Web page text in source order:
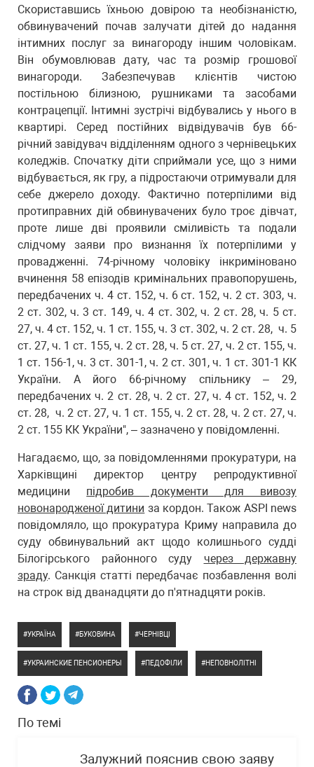
Скориставшись їхньою довірою та необізнаністю,
обвинувачений почав залучати дітей до надання
інтимних послуг за винагороду іншим чоловікам.
Він обумовлював дату, час та розмір грошової
винагороди. Забезпечував клієнтів чистою
постільною білизною, рушниками та засобами
контрацепції. Інтимні зустрічі відбувались у нього в
квартирі. Серед постійних відвідувачів був 66-
річний завідувач відділенням одного з чернівецьких
коледжів. Спочатку діти сприймали усе, що з ними
відбувається, як гру, а підростаючи отримували для
себе джерело доходу. Фактично потерпілими від
протиправних дій обвинувачених було троє дівчат,
проте лише дві проявили сміливість та подали
слідчому заяви про визнання їх потерпілими у
провадженні. 74-річному чоловіку інкриміновано
вчинення 58 епізодів кримінальних правопорушень,
передбачених ч. 4 ст. 152, ч. 6 ст. 152, ч. 2 ст. 303, ч.
2 ст. 302, ч. 3 ст. 149, ч. 4 ст. 302, ч. 2 ст. 28, ч. 5 ст.
27, ч. 4 ст. 152, ч. 1 ст. 155, ч. 3 ст. 302, ч. 2 ст. 28, ч. 5
ст. 27, ч. 1 ст. 155, ч. 2 ст. 28, ч. 5 ст. 27, ч. 2 ст. 155, ч.
1 ст. 156-1, ч. 3 ст. 301-1, ч. 2 ст. 301, ч. 1 ст. 301-1 КК
України. А його 66-річному спільнику – 29,
передбачених ч. 2 ст. 28, ч. 2 ст. 27, ч. 4 ст. 152, ч. 2
ст. 28, ч. 2 ст. 27, ч. 1 ст. 155, ч. 2 ст. 28, ч. 2 ст. 27, ч.
2 ст. 155 КК України", – зазначено у повідомленні.
Нагадаємо, що, за повідомленнями прокуратури, на
Харківщині директор центру репродуктивної
медицини підробив документи для вивозу
новонародженої дитини за кордон. Також ASPI news
повідомляло, що прокуратура Криму направила до
суду обвинувальний акт щодо колишнього судді
Білогірського районного суду через державну
зраду. Санкція статті передбачає позбавлення волі
на строк від дванадцяти до п'ятнадцяти років.
УКРАЇНА БУКОВИНА ЧЕРНІВЦІ
УКРАИНСКИЕ ПЕНСИОНЕРЫ ПЕДОФІЛИ НЕПОВНОЛІТНІ
По темі
Залужний пояснив свою заяву